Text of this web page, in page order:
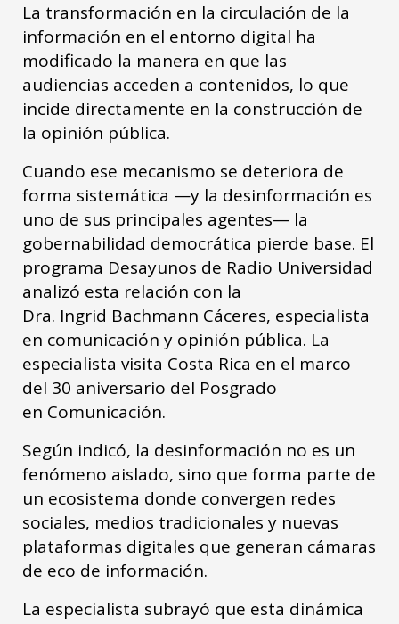
La transformación en la circulación de la
información en el entorno digital ha
modificado la manera en que las
audiencias acceden a contenidos, lo que
incide directamente en la construcción de
la opinión pública.
Cuando ese mecanismo se deteriora de
forma sistemática —y la desinformación es
uno de sus principales agentes— la
gobernabilidad democrática pierde base. El
programa Desayunos de Radio Universidad
analizó esta relación con la
Dra. Ingrid Bachmann Cáceres, especialista
en comunicación y opinión pública. La
especialista visita Costa Rica en el marco
del 30 aniversario del Posgrado
en Comunicación.
Según indicó, la desinformación no es un
fenómeno aislado, sino que forma parte de
un ecosistema donde convergen redes
sociales, medios tradicionales y nuevas
plataformas digitales que generan cámaras
de eco de información.
La especialista subrayó que esta dinámica